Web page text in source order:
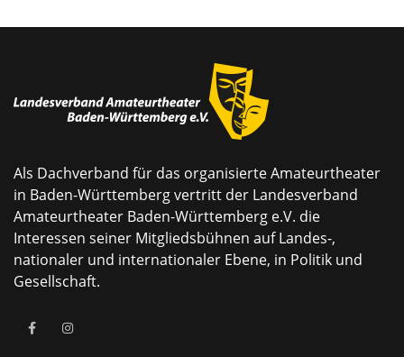
Als Dachverband für das organisierte Amateurtheater
in Baden-Württemberg vertritt der Landesverband
Amateurtheater Baden-Württemberg e.V. die
Interessen seiner Mitgliedsbühnen auf Landes-,
nationaler und internationaler Ebene, in Politik und
Gesellschaft.